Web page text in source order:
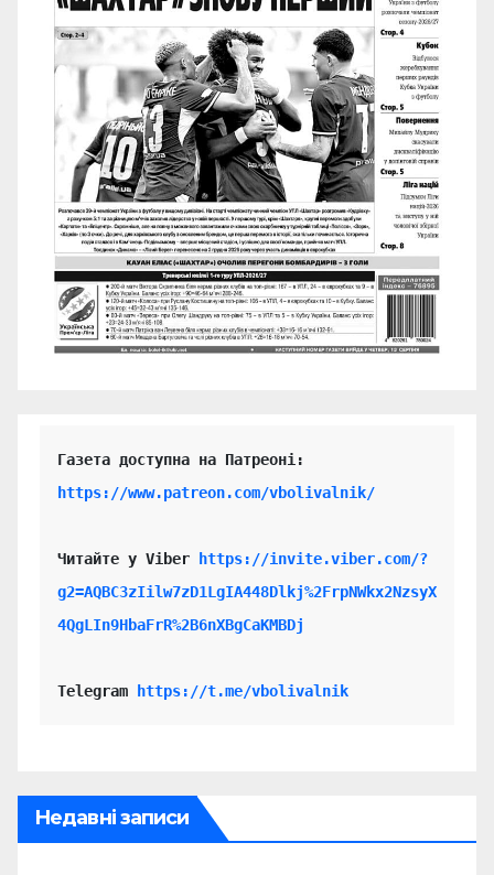
https://www.patreon.com/vbolivalnik/
Читайте у Viber
https://invite.viber.com/?
g2=AQBC3zIilw7zD1LgIA448Dlkj%2FrpNWkx2NzsyX
4QgLIn9HbaFrR%2B6nXBgCaKMBDj
Telegram https://t.me/vbolivalnik
Недавні записи